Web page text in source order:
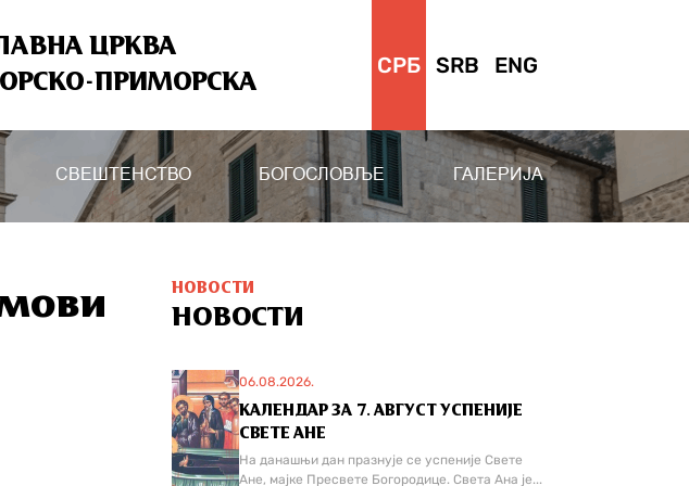
ЦРКВА
ПРИМОРСКА
СРБ SRB ENG
СВЕШТЕНСТВО БОГОСЛОВЉЕ ГАЛЕРИЈА
НОВОСТИ
НОВОСТИ
06.08.2026.
КАЛЕНДАР ЗА 7. АВГУСТ УСПЕНИЈЕ
СВЕТЕ АНЕ
На данашњи дан празнује се успеније Свете
Ане, мајке Пресвете Богородице. Света Ана је...